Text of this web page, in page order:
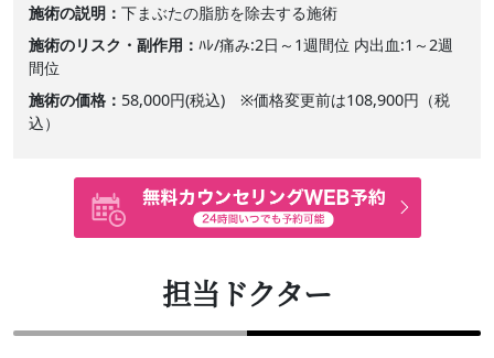
施術の説明
下まぶたの脂肪を除去する施術
施術のリスク・副作用
ﾊﾚ/痛み:2日～1週間位 内出血:1～2週
間位
施術の価格
58,000円(税込) ※価格変更前は108,900円（税
込）
担当ドクター